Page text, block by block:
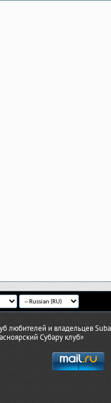
любителей и владельцев
Субару клуб»